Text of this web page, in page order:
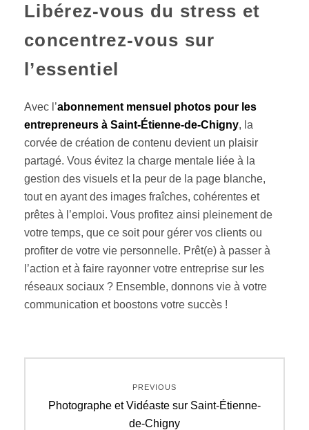
Libérez-vous du stress et
concentrez-vous sur
l’essentiel
Avec l’abonnement mensuel photos pour les
entrepreneurs à Saint-Étienne-de-Chigny, la
corvée de création de contenu devient un plaisir
partagé. Vous évitez la charge mentale liée à la
gestion des visuels et la peur de la page blanche,
tout en ayant des images fraîches, cohérentes et
prêtes à l’emploi. Vous profitez ainsi pleinement de
votre temps, que ce soit pour gérer vos clients ou
profiter de votre vie personnelle. Prêt(e) à passer à
l’action et à faire rayonner votre entreprise sur les
réseaux sociaux ? Ensemble, donnons vie à votre
communication et boostons votre succès !
PREVIOUS
Previous
Photographe et Vidéaste sur Saint-Étienne-
de-Chigny